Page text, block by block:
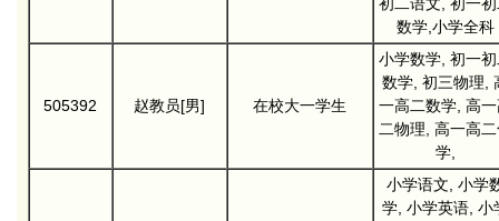
数学,小学全科
505392 赵教员[男] 在校大一学生
小学数学, 初一
数学, 初三物理,
一高二数学, 高
二物理, 高一高
学,
小学语文, 小学
学, 小学英语, 小